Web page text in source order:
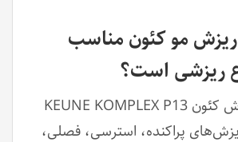
مو کئون مناسب
ریزشی است؟
تونیک ضد ریزش کئون KEUNE KOMPLEX P13
پراکنده، استرسی، فصلی،